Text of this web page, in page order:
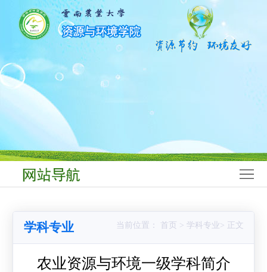
首
院
师
伍
建
科
研
学科专业 当前位置： 首页 > 学科专业> 正文
农业资源与环境一级学科简介